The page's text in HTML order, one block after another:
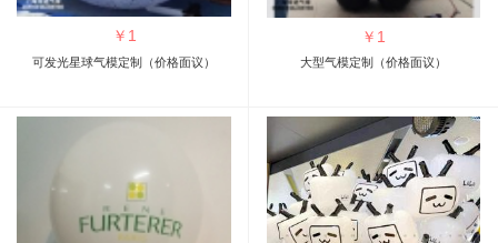
￥ 1
可发光星球气模定制（价格面议）
￥ 1
大型气模定制（价格面议）